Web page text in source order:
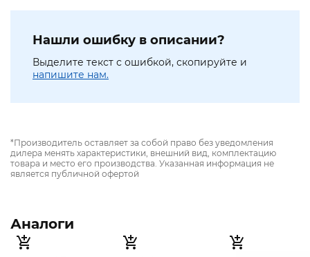
Нашли ошибку в описании?
Выделите текст с ошибкой, скопируйте и
напишите нам.
*Производитель оставляет за собой право без уведомления
дилера менять характеристики, внешний вид, комплектацию
товара и место его производства. Указанная информация не
является публичной офертой
Аналоги